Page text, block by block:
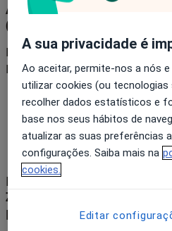
Administrador de
(responsável pela
Doctoralia nomeou um
Dados. Você pode contatá-lo:
Por email:
Por correio no seguinte
Internet SL (doravante
Nº 2, Edifico B-2, Planta
Em que base legal e para
ZnanyLekarz processa as
pessoais?
A sua privacidade é
Ao aceitar, permite-nos a nós
utilizar cookies (ou tecnologias
recolher dados estatísticos e
base nos seus hábitos de
atualizar as suas preferências
configurações. Saiba mais na
cookies.
Editar